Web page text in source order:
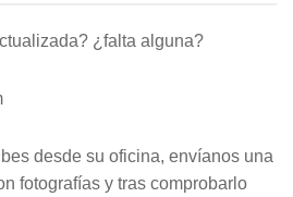
¿falta alguna?
desde su oficina, envíanos una
fotografías y tras comprobarlo